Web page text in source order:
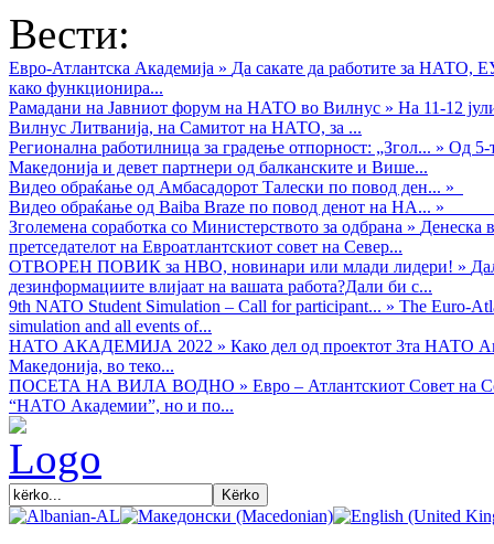
Вести:
Евро-Атлантска Академија » Да сакате да работите за НАТО,
како функционира...
Рамадани на Јавниот форум на НАТО во Вилнус » На 11-12
Вилнус Литванија, на Самитот на НАТО, за ...
Регионална работилница за градење отпорност: „Згол... » Од 5-
Македонија и девет партнери од балканските и Више...
Видео обраќањe од Амбасадорот Талески по повод ден... »
Видео обраќање од Baiba Braze по повод денот на НА... »
Зголемена соработка со Министерството за одбрана » Денеска
претседателот на Евроатлантскиот совет на Север...
ОТВОРЕН ПОВИК за НВО, новинари или млади лидери! »
дезинформациите влијаат на вашата работа?Дали би с...
9th NATO Student Simulation – Call for participant... » The Euro-
simulation and all events of...
НАТО АКАДЕМИЈА 2022 » Како дел од проектот 3та НАТО
Македонија, во теко...
ПОСЕТА НА ВИЛА ВОДНО » Евро – Атлантскиот Совет на
“НАТО Академии”, но и по...